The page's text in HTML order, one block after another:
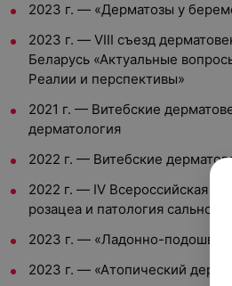
2023 г. — «Дерматозы у
2023 г. — VIII съезд
Беларусь «Актуальные
Реалии и перспективы»
2021 г. — Витебские
дерматология
2022 г. — Витебские
2022 г. — IV Всероссийская
розацеа и патология сально-
2023 г. — «Ладонно-
2023 г. — «Атопический